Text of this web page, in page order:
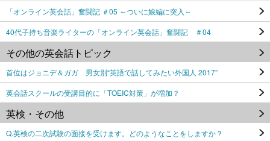
「オンライン英会話」奮闘記 ＃05 ～ついに娘編に突入～
40代子持ち音楽ライターの「オンライン英会話」奮闘記 ＃04
その他の英会話トピック
首位はジョニデ＆ガガ 男女別“英語で話してみたい外国人 2017”
英会話スクールの受講目的に「TOEIC対策」が増加？
英検・その他
Q.英検の二次試験の面接を受けます。どのようなことをしますか？